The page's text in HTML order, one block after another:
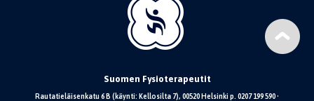
Suomen Fysioterapeutit
Rautatieläisenkatu 6 B (käynti: Kellosilta 7), 00520 Helsinki p. 0207 199 590 •